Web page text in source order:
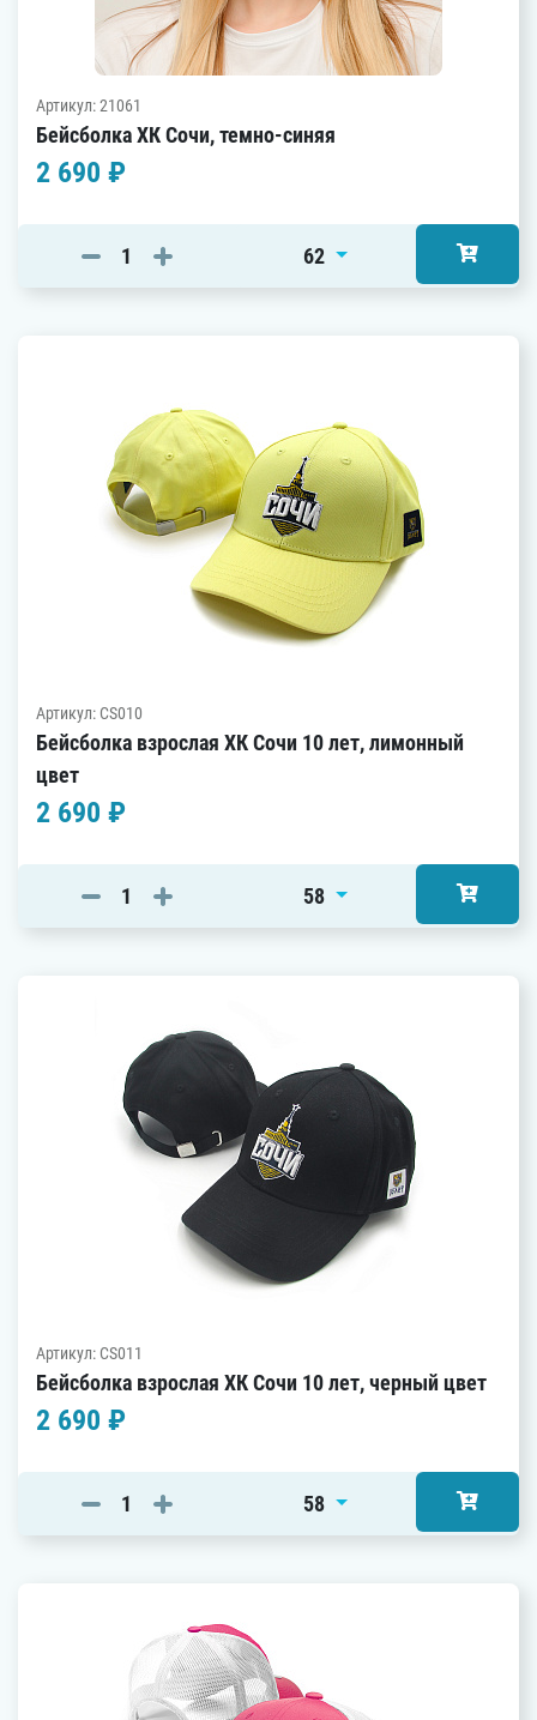
Артикул: 21061
Бейсболка ХК Сочи, темно-синяя
2 690 ₽
62
Артикул: CS010
Бейсболка взрослая ХК Сочи 10 лет, лимонный
цвет
2 690 ₽
58
Артикул: CS011
Бейсболка взрослая ХК Сочи 10 лет, черный цвет
2 690 ₽
58